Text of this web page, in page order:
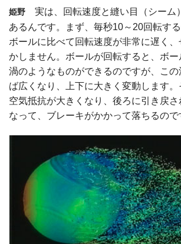
姫野 実は、回転速度と縫い目（シーム
あるんです。まず、毎秒10～20回転す
ボールに比べて回転速度が非常に遅く
かしません。ボールが回転すると、ボ
渦のようなものができるのですが、こ
ば広くなり、上下に大きく変動します
空気抵抗が大きくなり、後ろに引き戻
なって、ブレーキがかかって落ちるので